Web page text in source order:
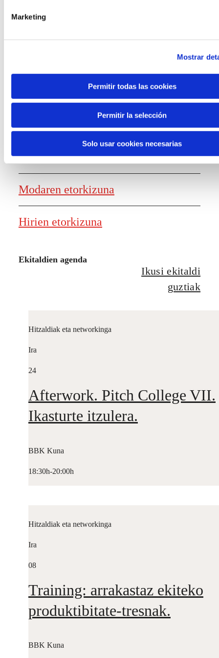
Marketing
Mostrar
Permitir todas las cookies
Permitir la selección
Solo usar cookies necesarias
Ezagutza sortzea
Lanaren etorkizunaren txostena
Elikagaien etorkizuna
Modaren etorkizuna
Hirien etorkizuna
Ekitaldien agenda
Ikusi ekitaldi
guztiak
Hitzaldiak eta networkinga
Ira
24
Afterwork. Pitch College VII.
Ikasturte itzulera.
BBK Kuna
18:30h-20:00h
Hitzaldiak eta networkinga
Ira
08
Training: arrakastaz ekiteko
produktibitate-tresnak.
BBK Kuna